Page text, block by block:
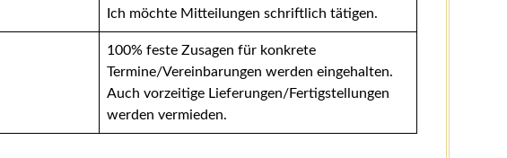
Ich möchte Mitteilungen schriftlich tätigen.
100% feste Zusagen für konkrete
Termine/Vereinbarungen werden eingehalten.
Auch vorzeitige Lieferungen/Fertigstellungen
werden vermieden.